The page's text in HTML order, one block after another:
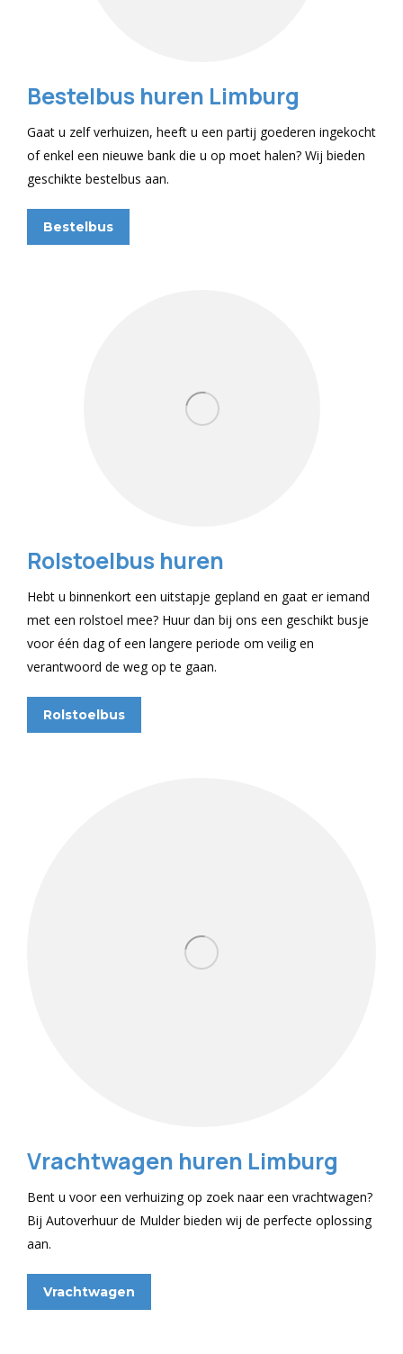
Bestelbus huren Limburg
Gaat u zelf verhuizen, heeft u een partij goederen ingekocht
of enkel een nieuwe bank die u op moet halen? Wij bieden
geschikte bestelbus aan.
Bestelbus
Rolstoelbus huren
Hebt u binnenkort een uitstapje gepland en gaat er iemand
met een rolstoel mee? Huur dan bij ons een geschikt busje
voor één dag of een langere periode om veilig en
verantwoord de weg op te gaan.
Rolstoelbus
Vrachtwagen huren Limburg
Bent u voor een verhuizing op zoek naar een vrachtwagen?
Bij Autoverhuur de Mulder bieden wij de perfecte oplossing
aan.
Vrachtwagen